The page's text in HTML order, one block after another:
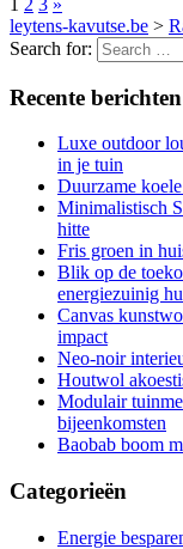
1 2 3 »
leytens-kavutse.be >
Search for:
Recente berichten
Luxe outdoor
in je tuin
Duurzame
Minimalistisch
hitte
Fris groen in
Blik op de
energiezuinig
Canvas
impact
Neo-noir
Houtwol
Modulair
bijeenkomsten
Baobab boom
Categorieën
Energie